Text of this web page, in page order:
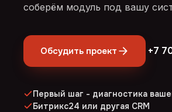
соберём модуль под вашу
Обсудить проект +7
Первый шаг - диагностика
Битрикс24 или другая CRM